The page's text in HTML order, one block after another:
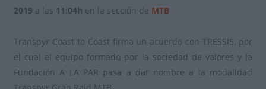
2019 a las 11:04h en la sección de MTB
Transpyr Coast to Coast firma un acuerdo con TRESSIS, por
el cual el equipo formado por la sociedad de valores y la
Fundación A LA PAR pasa a dar nombre a la modalidad